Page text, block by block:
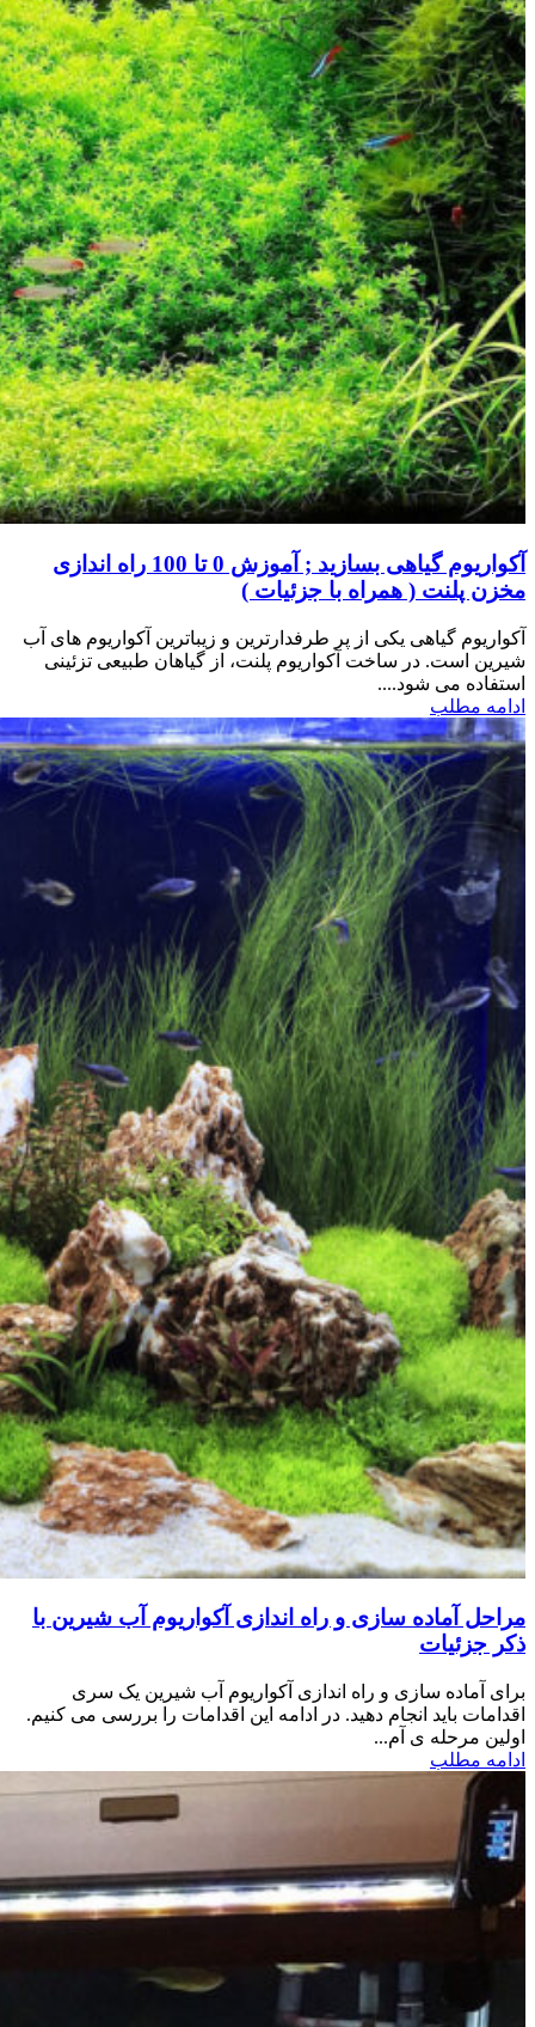
آکواریوم گیاهی بسازید ; آموزش 0 تا 100 راه اندازی
مخزن پلنت ( همراه با جزئیات )
آکواریوم گیاهی یکی از پر طرفدارترین و زیباترین آکواریوم های آب
شیرین است. در ساخت آکواریوم پلنت، از گیاهان طبیعی تزئینی
استفاده می شود....
ادامه مطلب
مراحل آماده سازی و راه اندازی آکواریوم آب شیرین با
ذکر جزئیات
برای آماده سازی و راه اندازی آکواریوم آب شیرین یک سری
اقدامات باید انجام دهید. در ادامه این اقدامات را بررسی می کنیم.
اولین مرحله ی آم...
ادامه مطلب